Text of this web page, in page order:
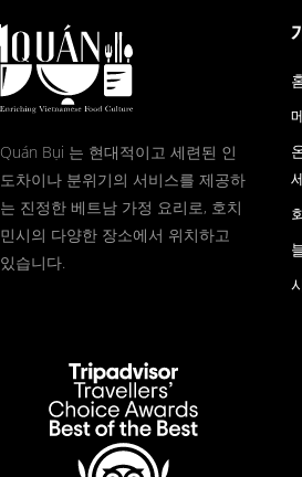
Quán Bụi 는 현대적이고 세련된 인
도차이나 분위기의 서비스를 제공하
는 진정한 베트남 가정 요리로, 호치
민시의 다양한 장소에서 위치하고
있습니다.